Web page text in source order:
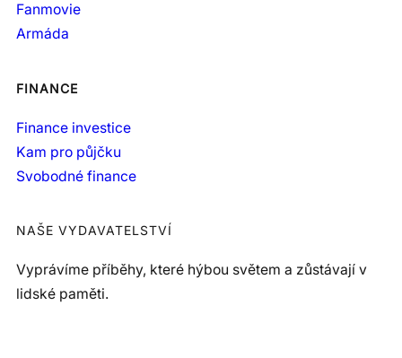
Fanmovie
Armáda
FINANCE
Finance investice
Kam pro půjčku
Svobodné finance
NAŠE VYDAVATELSTVÍ
Vyprávíme příběhy, které hýbou světem a zůstávají v
lidské paměti.